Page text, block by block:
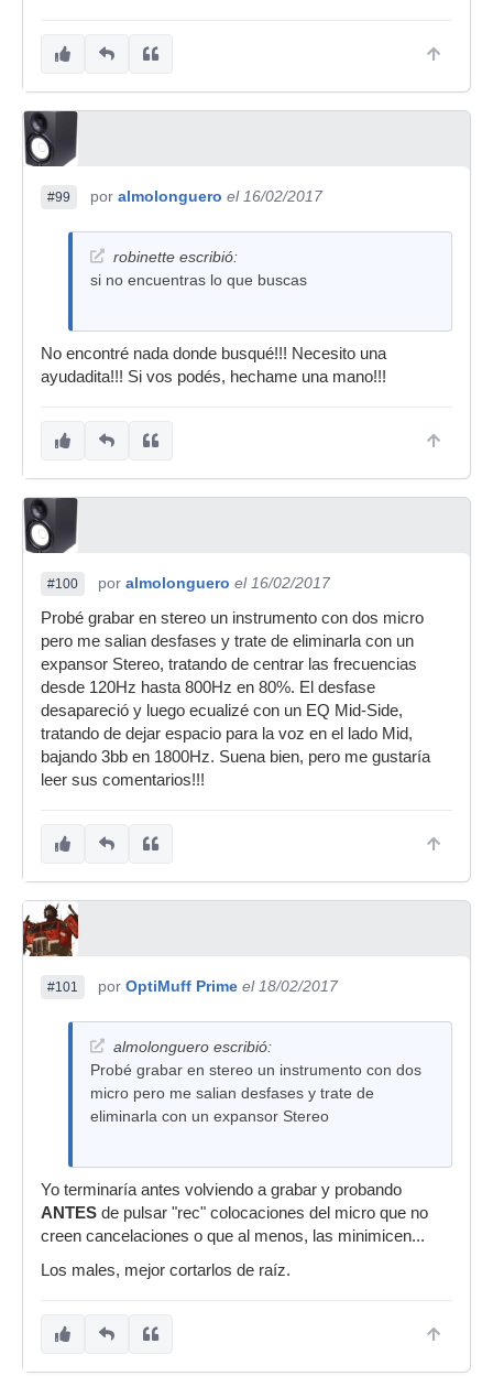
#99 por almolonguero el 16/02/2017
robinette escribió:
si no encuentras lo que buscas
No encontré nada donde busqué!!! Necesito una
ayudadita!!! Si vos podés, hechame una mano!!!
#100 por almolonguero el 16/02/2017
Probé grabar en stereo un instrumento con dos micro
pero me salian desfases y trate de eliminarla con un
expansor Stereo, tratando de centrar las frecuencias
desde 120Hz hasta 800Hz en 80%. El desfase
desapareció y luego ecualizé con un EQ Mid-Side,
tratando de dejar espacio para la voz en el lado Mid,
bajando 3bb en 1800Hz. Suena bien, pero me gustaría
leer sus comentarios!!!
#101 por OptiMuff Prime el 18/02/2017
almolonguero escribió:
Probé grabar en stereo un instrumento con dos
micro pero me salian desfases y trate de
eliminarla con un expansor Stereo
Yo terminaría antes volviendo a grabar y probando
ANTES de pulsar "rec" colocaciones del micro que no
creen cancelaciones o que al menos, las minimicen...
Los males, mejor cortarlos de raíz.